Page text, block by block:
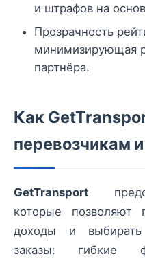
и штрафов на
Прозрачность
минимизирующая
партнёра.
Как
перевозчикам
GetTransport
которые позволяют
доходы и
заказы: гибкие